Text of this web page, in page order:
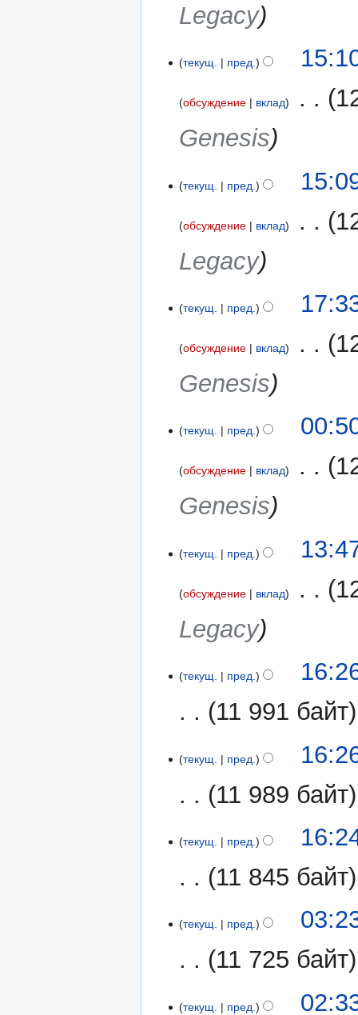
Legacy
июнятекущ. пред.
обсуждение вклад
Genesis
текущ. пред.
обсуждение вклад
Legacy
мая текущ. пред.
обсуждение вклад
Genesis
текущ. пред.
обсуждение вклад
Genesis
мая текущ. пред.
обсуждение вклад
Legacy
мая текущ. пред.
11 991 байт
текущ. пред.
11 989 байт
текущ. пред.
11 845 байт
мая текущ. пред.
11 725 байт
текущ. пред.